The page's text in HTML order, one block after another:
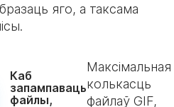
яго, а таксама
Каб
запампаваць
файлы,
Максімальная
колькасць
файлаў GIF,